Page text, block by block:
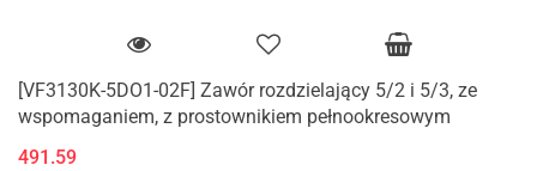
[VF3130K-5DO1-02F] Zawór rozdzielający 5/2 i 5/3, ze
wspomaganiem, z prostownikiem pełnookresowym
491.59